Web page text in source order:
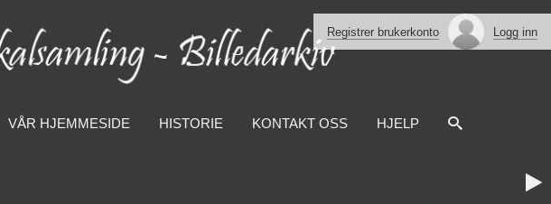
Registrer brukerkonto Logg inn
VÅR HJEMMESIDE HISTORIE KONTAKT OSS HJELP
